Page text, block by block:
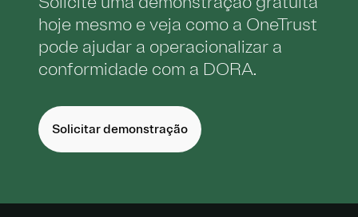
hoje mesmo e veja como a OneTrust
pode ajudar a operacionalizar a
conformidade com a DORA.
Solicitar demonstração